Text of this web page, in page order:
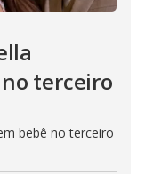
terceiro
bebê no terceiro